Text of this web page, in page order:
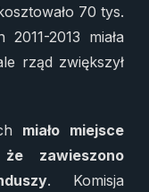
70 tys.
2013 miała
rząd zwiększył
miało miejsce
zawieszono
. Komisja